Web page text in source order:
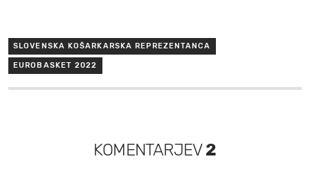
SLOVENSKA KOŠARKARSKA REPREZENTANCA
EUROBASKET 2022
KOMENTARJEV2